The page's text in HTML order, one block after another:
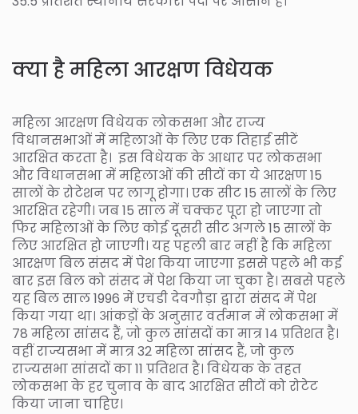
क्या है महिला आरक्षण विधेयक
महिला आरक्षण विधेयक लोकसभा और राज्य
विधानसभाओं में महिलाओं के लिए एक तिहाई सीटें
आरक्षित करता है। इस विधेयक के आधार पर लोकसभा
और विधानसभा में महिलाओं की सीटों का ये आरक्षण 15
सालों के रोटेशन पर लागू होगा। एक सीट 15 सालों के लिए
आरक्षित रहेगी। जब 15 साल में चक्कर पूरा हो जाएगा तो
फिर महिलाओं के लिए कोई दूसरी सीट अगले 15 सालों के
लिए आरक्षित हो जाएगी। यह पहली बार नहीं है कि महिला
आरक्षण बिल संसद में पेश किया जाएगा इससे पहले भी कई
बार इस बिल को संसद में पेश किया जा चुका है। सबसे पहले
यह बिल साल 1996 में एचडी देवगौड़ा द्वारा संसद में पेश
किया गया था। आंकड़ों के अनुसार वर्तमान में लोकसभा में
78 महिला सांसद हैं, जो कुल सांसदों का मात्र 14 प्रतिशत है।
वहीं राज्यसभा में मात्र 32 महिला सांसद हैं, जो कुल
राज्यसभा सांसदों का 11 प्रतिशत है। विधेयक के तहत
लोकसभा के हर चुनाव के बाद आरक्षित सीटों को रोटेट
किया जाना चाहिए।